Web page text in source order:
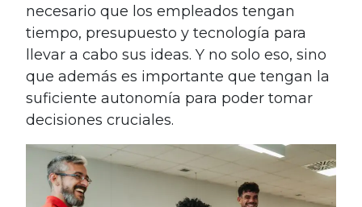
necesario que los empleados tengan
tiempo, presupuesto y tecnología para
llevar a cabo sus ideas. Y no solo eso, sino
que además es importante que tengan la
suficiente autonomía para poder tomar
decisiones cruciales.